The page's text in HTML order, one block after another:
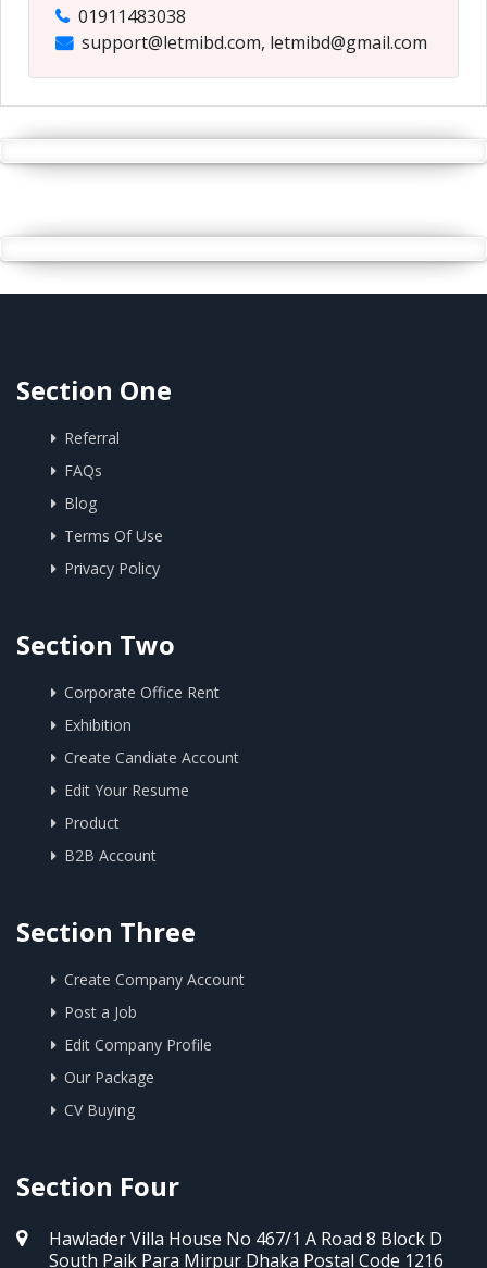
01911483038
support@letmibd.com, letmibd@gmail.com
Section One
Referral
FAQs
Blog
Terms Of Use
Privacy Policy
Section Two
Corporate Office Rent
Exhibition
Create Candiate Account
Edit Your Resume
Product
B2B Account
Section Three
Create Company Account
Post a Job
Edit Company Profile
Our Package
CV Buying
Section Four
Hawlader Villa House No 467/1 A Road 8 Block D
South Paik Para Mirpur Dhaka Postal Code 1216